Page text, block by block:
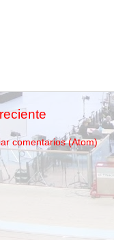
comentarios (Atom)